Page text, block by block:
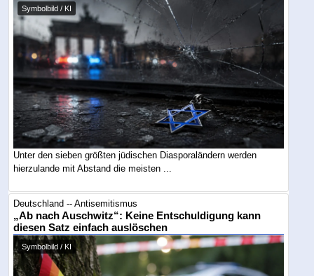
Symbolbild / KI
Unter den sieben größten jüdischen Diasporaländern werden
hierzulande mit Abstand die meisten ...
Deutschland -- Antisemitismus
„Ab nach Auschwitz“: Keine Entschuldigung kann
diesen Satz einfach auslöschen
Symbolbild / KI